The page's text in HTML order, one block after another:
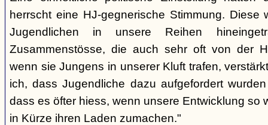
herrscht eine HJ-gegnerische Stimmung. Diese
Jugendlichen in unsere Reihen
Zusammenstösse, die auch sehr oft von der
wenn sie Jungens in unserer Kluft trafen,
ich, dass Jugendliche dazu aufgefordert
dass es öfter hiess, wenn unsere Entwicklung so
in Kürze ihren Laden zumachen."